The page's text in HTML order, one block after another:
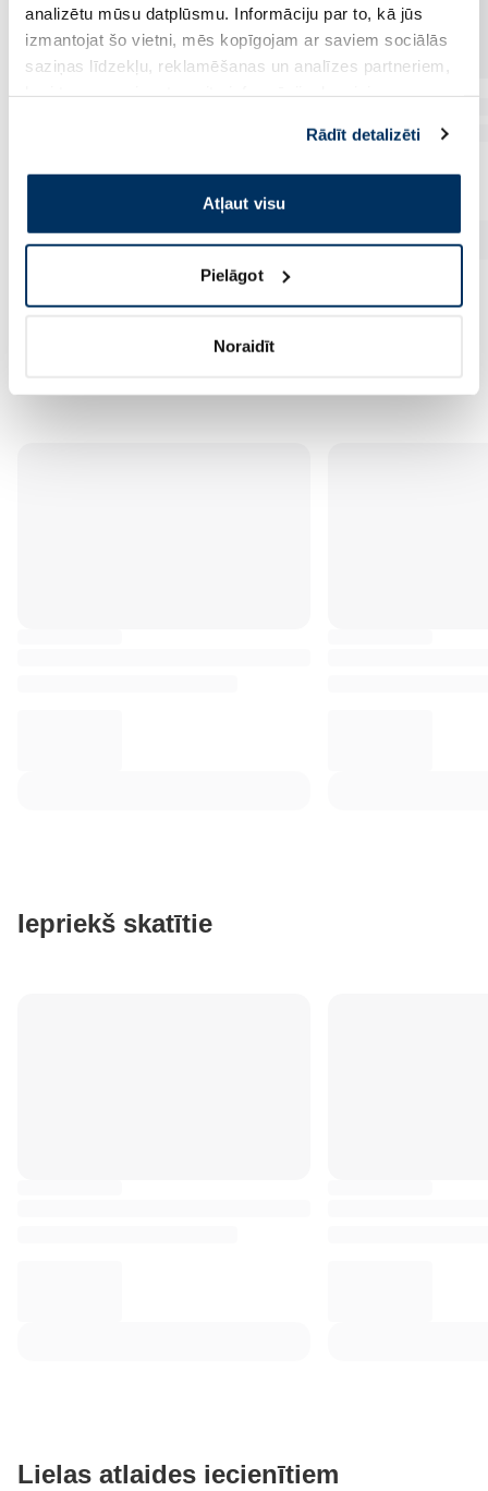
analizētu mūsu datplūsmu. Informāciju par to, kā jūs
izmantojat šo vietni, mēs kopīgojam ar saviem sociālās
saziņas līdzekļu, reklamēšanas un analīzes partneriem,
pakalpojumus. Ja piekrītat šo papildu sīkdatņu
izmantošanai, lūdzu, atzīmējiet savu izvēli:
Rādīt detalizēti
Atļaut visu
Pielāgot
Noraidīt
Iepriekš skatītie
Lielas atlaides iecienītiem